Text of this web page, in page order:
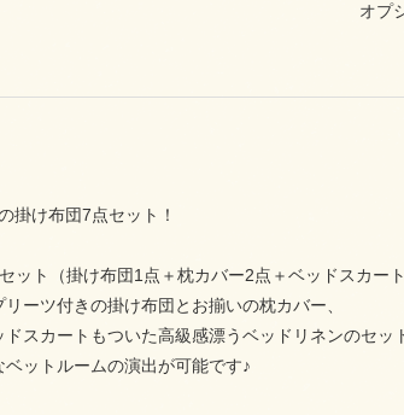
オプ
掛け布団7点セット！
ット（掛け布団1点＋枕カバー2点＋ベッドスカー
ーツ付きの掛け布団とお揃いの枕カバー、
スカートもついた高級感漂うベッドリネンのセッ
ットルームの演出が可能です♪